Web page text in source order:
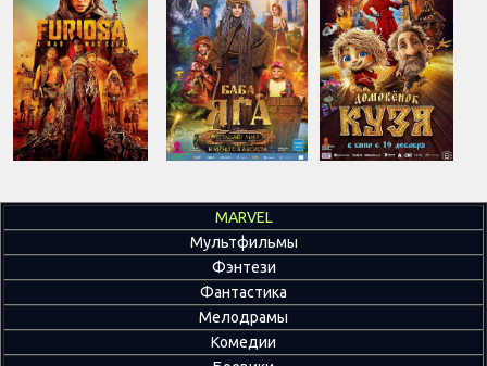
MARVEL
Мультфильмы
Фэнтези
Фантастика
Мелодрамы
Комедии